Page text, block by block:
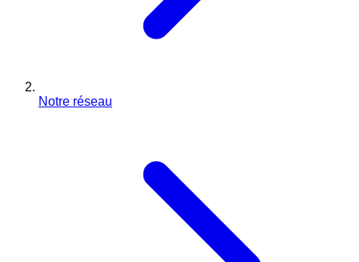
Notre réseau